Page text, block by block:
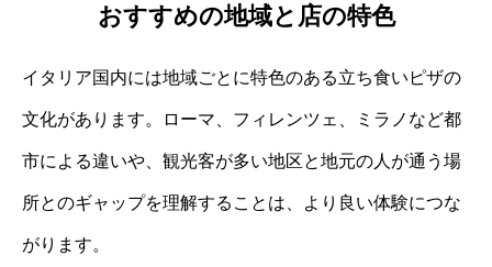
おすすめの地域と店の特色
イタリア国内には地域ごとに特色のある立ち食いピザの
文化があります。ローマ、フィレンツェ、ミラノなど都
市による違いや、観光客が多い地区と地元の人が通う場
所とのギャップを理解することは、より良い体験につな
がります。